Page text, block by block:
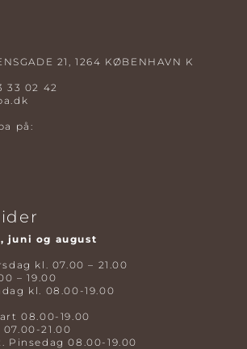
21, 1264 KØBENHAVN K
33 02 42
på:
juni og august
kl. 07.00 – 21.00
– 19.00
kl. 08.00-19.00
08.00-19.00
21.00
Pinsedag 08.00-19.00